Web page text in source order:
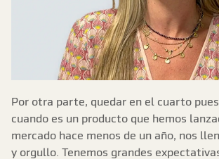
Por otra parte, quedar en el cuarto
cuando es un producto que hemos
mercado hace menos de un año, nos
y orgullo. Tenemos grandes